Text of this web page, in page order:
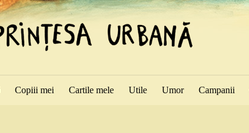
Copiii mei Cartile mele Utile Umor Campanii